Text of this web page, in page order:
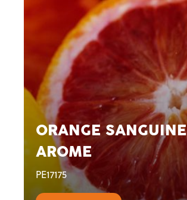
ORANGE SANGUINE
AROME
PE17175